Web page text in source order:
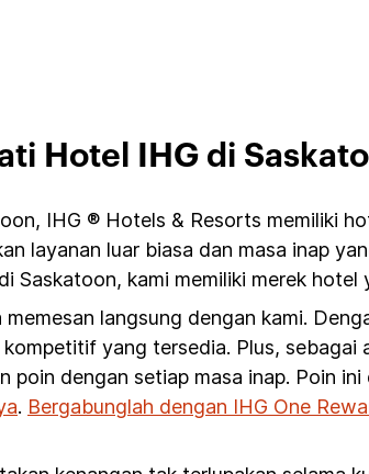
Hotel IHG di
IHG ® Hotels & Resorts memiliki
layanan luar biasa dan masa inap
kami memiliki merek hotel
langsung dengan kami.
yang tersedia. Plus, sebagai
dengan setiap masa inap. Poin
. Bergabunglah dengan IHG One